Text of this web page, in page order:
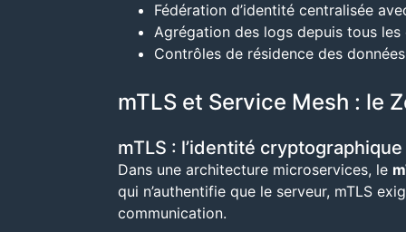
Fédération d’identité centralisée
Agrégation des logs depuis tous les
Contrôles de résidence des
mTLS et Service Mesh : le
mTLS : l’identité
Dans une architecture microservices, le
qui n’authentifie que le serveur, mTLS
communication.